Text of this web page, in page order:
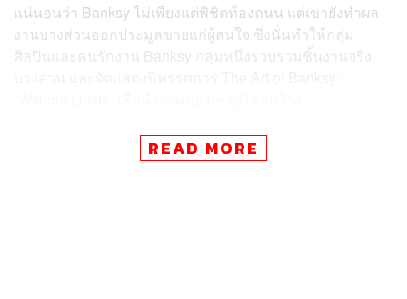
แน่นอนว่า Banksy ไม่เพียงแต่พิชิตท้องถนน แต่เขายังทำผล
งานบางส่วนออกประมูลขายแก่ผู้สนใจ ซึ่งนั่นทำให้กลุ่ม
ศิลปินและคนรักงาน Banksy กลุ่มหนึ่งรวบรวมชิ้นงานจริง
READ MORE